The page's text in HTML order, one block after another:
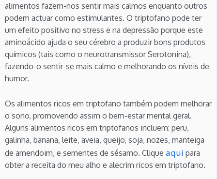
alimentos fazem-nos sentir mais calmos enquanto outros
podem actuar como estimulantes. O triptofano pode ter
um efeito positivo no stress e na depressão porque este
aminoácido ajuda o seu cérebro a produzir bons produtos
químicos (tais como o neurotransmissor Serotonina),
fazendo-o sentir-se mais calmo e melhorando os níveis de
humor.
Os alimentos ricos em triptofano também podem melhorar
o sono, promovendo assim o bem-estar mental geral.
Alguns alimentos ricos em triptofanos incluem: peru,
galinha, banana, leite, aveia, queijo, soja, nozes, manteiga
de amendoim, e sementes de sésamo. Clique aqui para
obter a receita do meu alho e alecrim ricos em triptofano.